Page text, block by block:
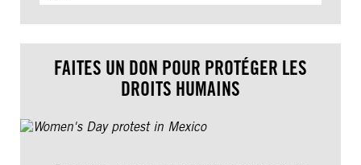
FAITES UN DON POUR PROTÉGER LES
DROITS HUMAINS